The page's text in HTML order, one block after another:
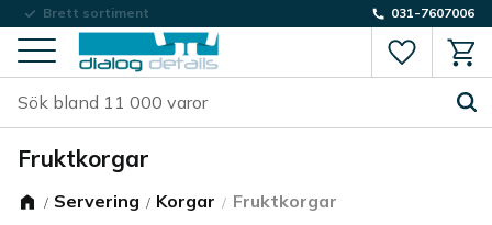
Meny
Låg fraktkostnad 031-7607006
Fruktkorgar
Servering Korgar Fruktkorgar